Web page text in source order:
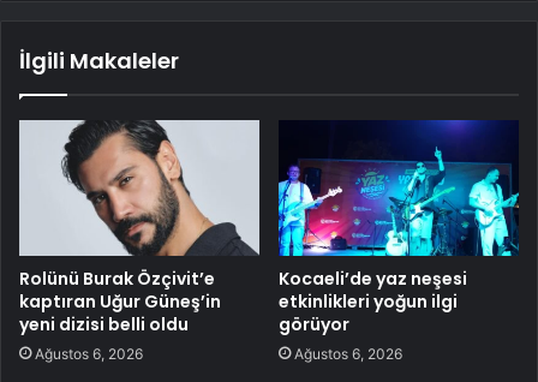
İlgili Makaleler
Rolünü Burak Özçivit’e
kaptıran Uğur Güneş’in
yeni dizisi belli oldu
Ağustos 6, 2026
Kocaeli’de yaz neşesi
etkinlikleri yoğun ilgi
görüyor
Ağustos 6, 2026